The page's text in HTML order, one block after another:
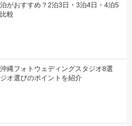
がおすすめ？2泊3日・3泊4日・4泊5
較
縄フォトウェディングスタジオ8選
オ選びのポイントを紹介